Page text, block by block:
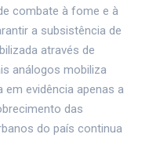
combate à fome e à
a subsistência de
através de
análogos mobiliza
evidência apenas a
das
do país continua